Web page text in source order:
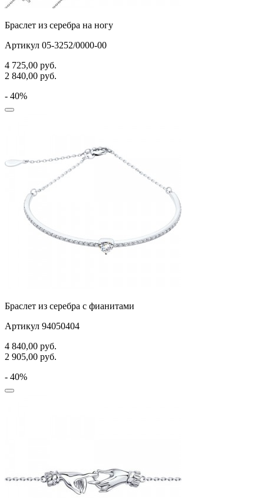
Браслет из серебра на ногу
Артикул 05-3252/0000-00
4 725,00 руб.
2 840,00 руб.
- 40%
Браслет из серебра с фианитами
Артикул 94050404
4 840,00 руб.
2 905,00 руб.
- 40%